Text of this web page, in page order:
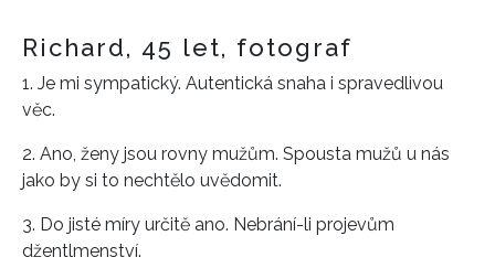
Richard, 45 let, fotograf
1. Je mi sympatický. Autentická snaha i spravedlivou
věc.
2. Ano, ženy jsou rovny mužům. Spousta mužů u nás
jako by si to nechtělo uvědomit.
3. Do jisté míry určitě ano. Nebrání-li projevům
džentlmenství.